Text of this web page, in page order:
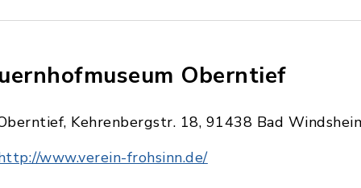
Oberntief
Kehrenbergstr. 18, 91438 Bad
www.verein-frohsinn.de/